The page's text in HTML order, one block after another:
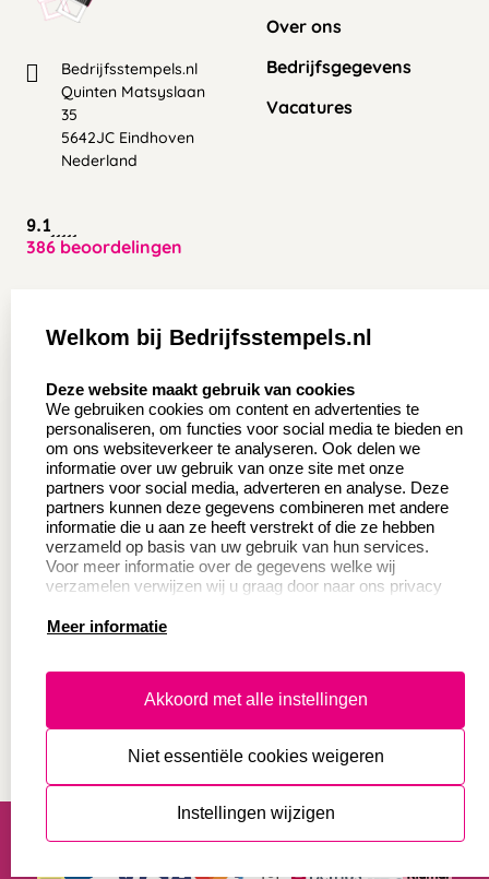
Bedrijfsstempels.nl
Quinten Matsyslaan
35
5642JC Eindhoven
Nederland
9.1
386 beoordelingen
Over ons
Bedrijfsgegevens
Vacatures
Aanvraag op maat
Wederverkoper
worden
Sale
Betaling & Verzending
Contact opnemen
Veel gestelde vragen
Retourneren
Herroepingsrecht
Productinformatie:
Instructie voor
Aanleverspecificaties
Safety Sheets
algemene voorwaarden
disclaimer
Welkom bij Bedrijfsstempels.nl
Deze website maakt gebruik van cookies
We gebruiken cookies om content en advertenties te
personaliseren, om functies voor social media te bieden en
om ons websiteverkeer te analyseren. Ook delen we
informatie over uw gebruik van onze site met onze
partners voor social media, adverteren en analyse. Deze
partners kunnen deze gegevens combineren met andere
informatie die u aan ze heeft verstrekt of die ze hebben
verzameld op basis van uw gebruik van hun services.
Voor meer informatie over de gegevens welke wij
verzamelen verwijzen wij u graag door naar ons privacy
Meer informatie
Akkoord met alle instellingen
Niet essentiële cookies weigeren
Instellingen wijzigen